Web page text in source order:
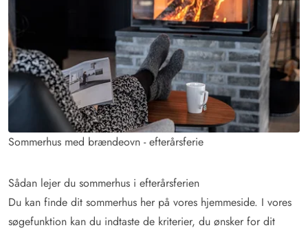
Sommerhus med brændeovn - efterårsferie
Sådan lejer du sommerhus i efterårsferien
Du kan finde dit sommerhus her på vores hjemmeside. I vores
søgefunktion kan du indtaste de kriterier, du ønsker for dit